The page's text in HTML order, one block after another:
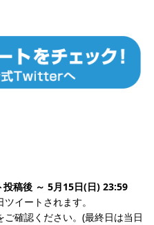
稿後 ～ 5月15日(日) 23:59
イートされます。
確認ください。(最終日は当日